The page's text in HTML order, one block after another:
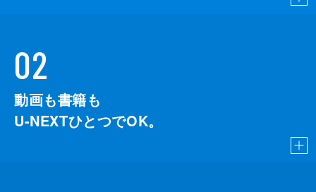
02
動画も書籍も
U-NEXTひとつでOK。